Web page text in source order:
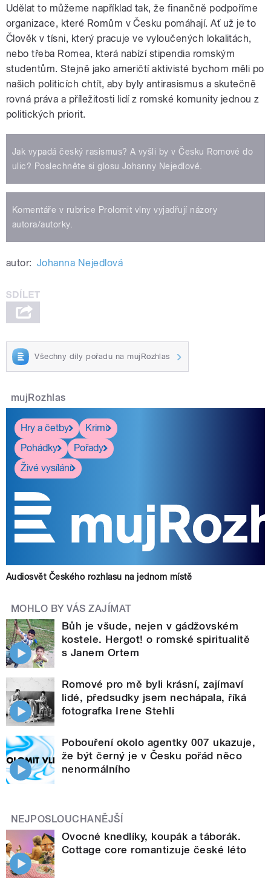
Udělat to můžeme například tak, že finančně podpoříme
organizace, které Romům v Česku pomáhají. Ať už je to
Člověk v tísni, který pracuje ve vyloučených lokalitách,
nebo třeba Romea, která nabízí stipendia romským
studentům. Stejně jako američtí aktivisté bychom měli po
našich politicích chtít, aby byly antirasismus a skutečně
rovná práva a příležitosti lidí z romské komunity jednou z
politických priorit.
Jak vypadá český rasismus? A vyšli by v Česku Romové do
ulic? Poslechněte si glosu Johanny Nejedlové.
Komentáře v rubrice Prolomit vlny vyjadřují názory
autora/autorky.
autor: Johanna Nejedlová
Všechny díly pořadu na mujRozhlas
mujRozhlas
Hry a četby
Krimi
Pohádky
Pořady
Živé vysílání
Audiosvět Českého rozhlasu na jednom místě
MOHLO BY VÁS ZAJÍMAT
Bůh je všude, nejen v gádžovském
kostele. Hergot! o romské spiritualitě
s Janem Ortem
Romové pro mě byli krásní, zajímaví
lidé, předsudky jsem nechápala, říká
fotografka Irene Stehli
Pobouření okolo agentky 007 ukazuje,
že být černý je v Česku pořád něco
nenormálního
NEJPOSLOUCHANĚJŠÍ
Ovocné knedlíky, koupák a táborák.
Cottage core romantizuje české léto